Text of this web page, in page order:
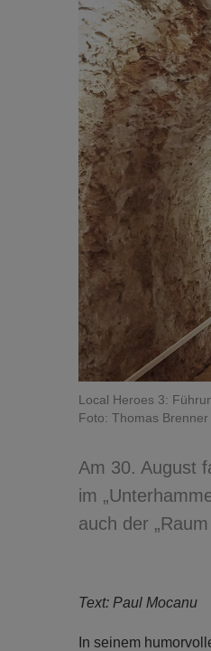
Local Heroes 3:
Foto: Thomas Brenner
Am 30. August
im
auch der
Text: Paul Mocanu
In seinem